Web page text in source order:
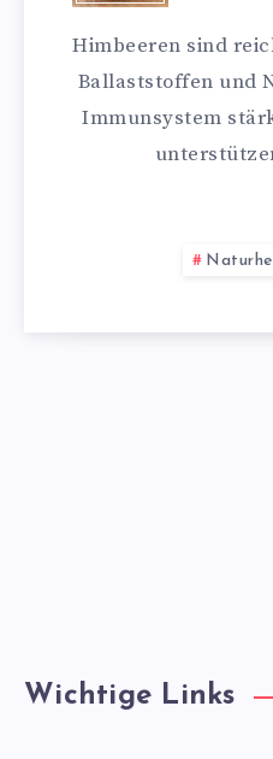
Himbeeren sind
Ballaststoffen und
Immunsystem
Wichtige Links